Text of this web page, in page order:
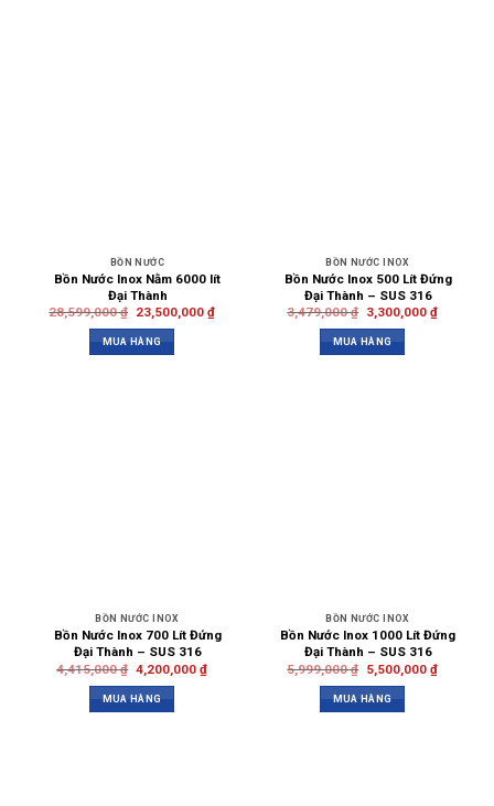
BỒN NƯỚC
Bồn Nước Inox Nằm 6000 lít
Đại Thành
28,599,000₫ 23,500,000 ₫
MUA HÀNG
BỒN NƯỚC INOX
Bồn Nước Inox 500 Lít Đứng
Đại Thành – SUS 316
3,479,000₫ 3,300,000 ₫
MUA HÀNG
BỒN NƯỚC INOX
Bồn Nước Inox 700 Lít Đứng
Đại Thành – SUS 316
4,415,000₫ 4,200,000 ₫
MUA HÀNG
BỒN NƯỚC INOX
Bồn Nước Inox 1000 Lít Đứng
Đại Thành – SUS 316
5,999,000₫ 5,500,000 ₫
MUA HÀNG